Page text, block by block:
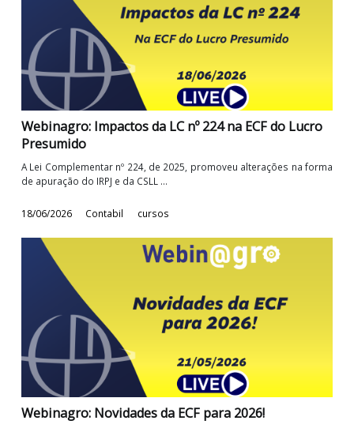
relevante na relação entre Fisco e ...
16/07/2026 Contabil cursos
Webinagro: Impactos da LC nº 224 na ECF do
Presumido
A Lei Complementar nº 224, de 2025, promoveu alterações na
de apuração do IRPJ e da CSLL ...
18/06/2026 Contabil cursos